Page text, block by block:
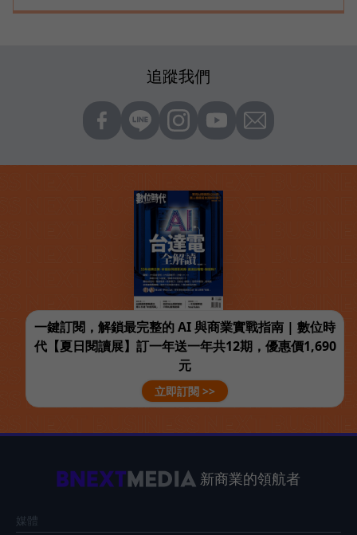
追蹤我們
一鍵訂閱，解鎖最完整的 AI 與商業實戰指南 | 數位時
代【夏日閱讀展】訂一年送一年共12期，優惠價1,690
元
立即訂閱 >>
新商業的領航者
媒體